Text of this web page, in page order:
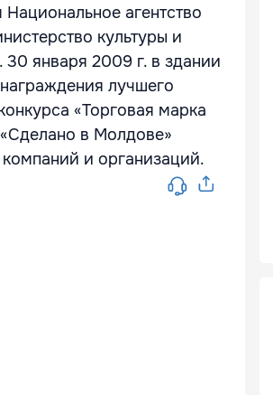
агентство
культуры и
января 2009 г. в здании
лучшего
«Торговая марка
в Молдове»
и организаций.